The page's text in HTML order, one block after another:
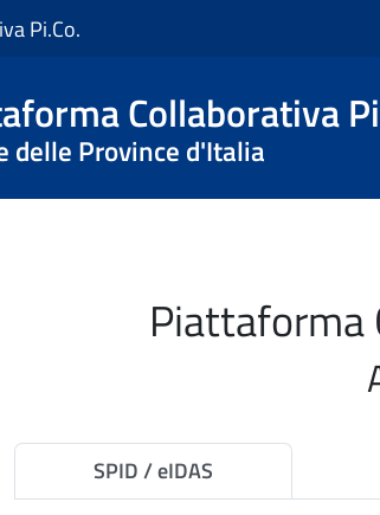
Pi.Co.
Collaborativa
delle Province d'Italia
Piattaforma
SPID / eIDAS